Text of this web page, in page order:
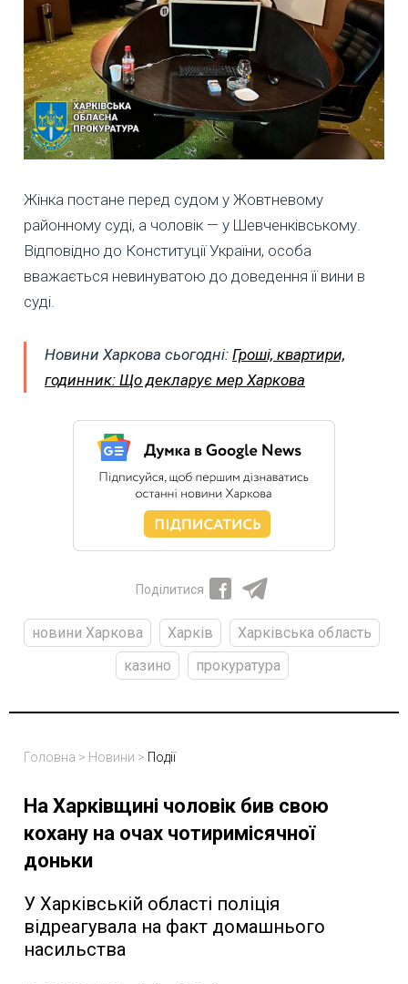
Жінка постане перед судом у Жовтневому
районному суді, а чоловік — у Шевченківському.
Відповідно до Конституції України, особа
вважається невинуватою до доведення її вини в
суді.
Новини Харкова сьогодні: Гроші, квартири,
годинник: Що декларує мер Харкова
Поділитися
новини Харкова Харків
Харківська область
казино
прокуратура
Головна > Новини > Події
На Харківщині чоловік бив свою
кохану на очах чотиримісячної
доньки
У Харківській області поліція
відреагувала на факт домашнього
насильства